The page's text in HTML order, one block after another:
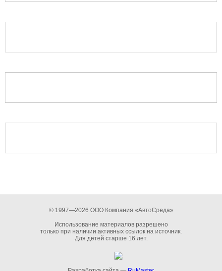
© 1997—2026 ООО Компания «АвтоСреда»
Использование материалов разрешено
только при наличии активных ссылок на источник.
Для детей старше 16 лет.